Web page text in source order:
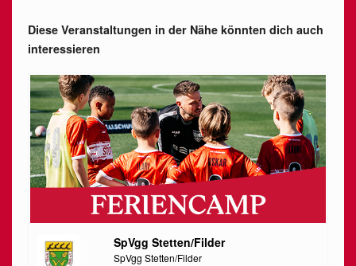
Diese Veranstaltungen in der Nähe könnten dich auch
interessieren
SpVgg Stetten/Filder
SpVgg Stetten/Filder